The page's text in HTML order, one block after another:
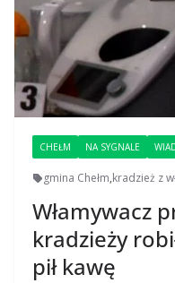
CHEŁM NA SYGNALE
gmina Chełm,kradzież z
Włamywacz
kradzieży
pił kawę